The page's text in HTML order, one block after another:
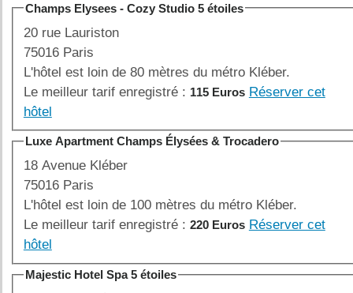
Champs Elysees - Cozy Studio 5 étoiles
20 rue Lauriston
75016 Paris
L'hôtel est loin de 80 mètres du métro Kléber.
Le meilleur tarif enregistré : 115 Euros Réserver cet
hôtel
Luxe Apartment Champs Élysées & Trocadero
18 Avenue Kléber
75016 Paris
L'hôtel est loin de 100 mètres du métro Kléber.
Le meilleur tarif enregistré : 220 Euros Réserver cet
hôtel
Majestic Hotel Spa 5 étoiles